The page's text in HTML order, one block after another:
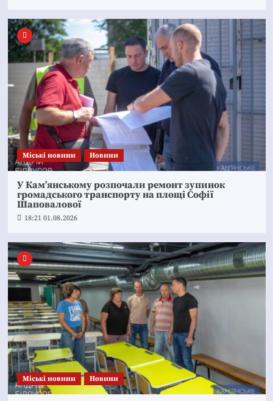
Mіські новини Новини
У Кам’янському розпочали ремонт зупинок
громадського транспорту на площі Софії
Шаповалової
18:21 01.08.2026
Mіські новини Новини